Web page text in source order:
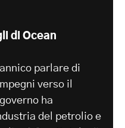
di Ocean
parlare di
verso il
ha
del petrolio e